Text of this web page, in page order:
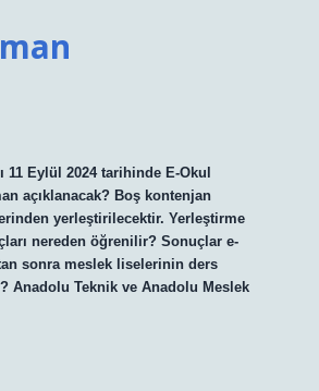
11 Eylül 2024 tarihinde E-Okul
açıklanacak? Boş kontenjan
yerleştirilecektir. Yerleştirme
nereden öğrenilir? Sonuçlar e-
sonra meslek liselerinin ders
Anadolu Teknik ve Anadolu Meslek